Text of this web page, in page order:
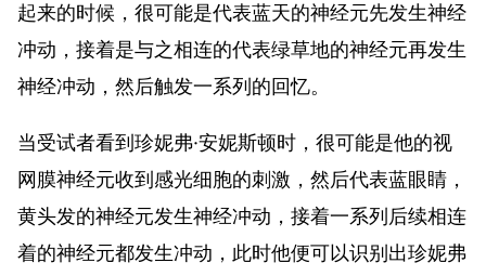
起来的时候，很可能是代表蓝天的神经元先发生神经
冲动，接着是与之相连的代表绿草地的神经元再发生
神经冲动，然后触发一系列的回忆。
当受试者看到珍妮弗·安妮斯顿时，很可能是他的视
网膜神经元收到感光细胞的刺激，然后代表蓝眼睛，
黄头发的神经元发生神经冲动，接着一系列后续相连
着的神经元都发生冲动，此时他便可以识别出珍妮弗